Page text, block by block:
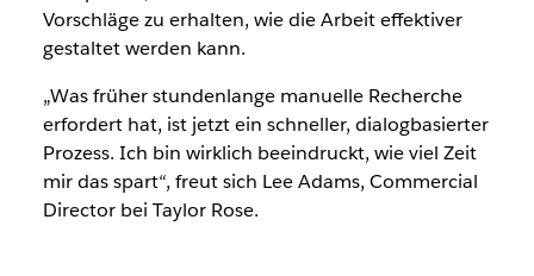
Vorschläge zu erhalten, wie die Arbeit effektiver
gestaltet werden kann.
„Was früher stundenlange manuelle Recherche
erfordert hat, ist jetzt ein schneller, dialogbasierter
Prozess. Ich bin wirklich beeindruckt, wie viel Zeit
mir das spart“, freut sich Lee Adams, Commercial
Director bei Taylor Rose.